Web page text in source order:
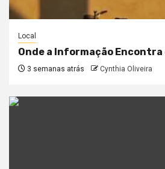
Local
Onde a Informação Encontra
3 semanas atrás Cynthia Oliveira